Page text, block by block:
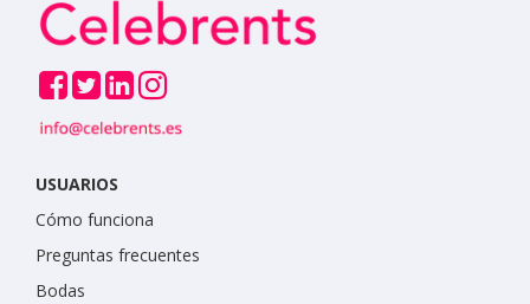
USUARIOS
Cómo funciona
Preguntas frecuentes
Bodas